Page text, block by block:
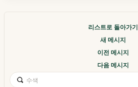
리스트로 돌아가기
새 메시지
이전 메시지
다음 메시지